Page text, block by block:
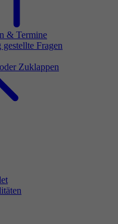
& Termine
Fragen
Zuklappen